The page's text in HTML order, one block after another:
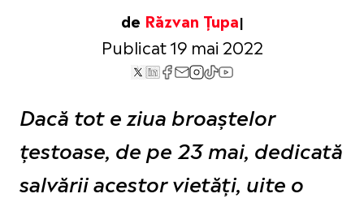
de Răzvan Țupa
Publicat 19 mai 2022
Dacă tot e ziua broaștelor
țestoase, de pe 23 mai, dedicată
salvării acestor vietăți, uite o